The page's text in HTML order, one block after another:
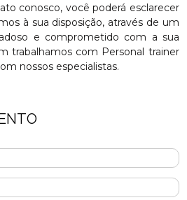
conosco, você poderá esclarecer
à sua disposição, através de um
e comprometido com a sua
trabalhamos com Personal trainer
nossos especialistas.